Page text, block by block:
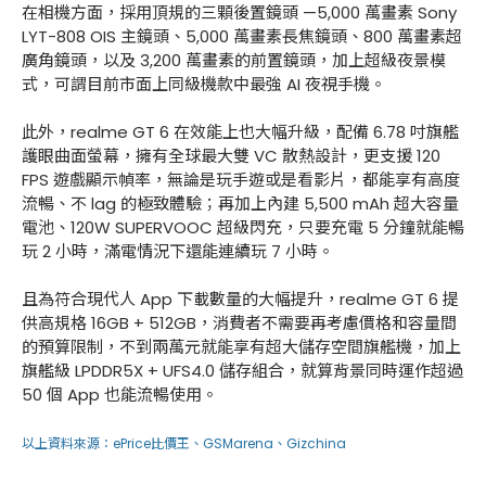
在相機方面，採用頂規的三顆後置鏡頭 —5,000 萬畫素 Sony
LYT-808 OIS 主鏡頭、5,000 萬畫素長焦鏡頭、800 萬畫素超
廣角鏡頭，以及 3,200 萬畫素的前置鏡頭，加上超級夜景模
式，可謂目前市面上同級機款中最強 AI 夜視手機。
此外，realme GT 6 在效能上也大幅升級，配備 6.78 吋旗艦
護眼曲面螢幕，擁有全球最大雙 VC 散熱設計，更支援 120
FPS 遊戲顯示幀率，無論是玩手遊或是看影片，都能享有高度
流暢、不 lag 的極致體驗；再加上內建 5,500 mAh 超大容量
電池、120W SUPERVOOC 超級閃充，只要充電 5 分鐘就能暢
玩 2 小時，滿電情況下還能連續玩 7 小時。
且為符合現代人 App 下載數量的大幅提升，realme GT 6 提
供高規格 16GB + 512GB，消費者不需要再考慮價格和容量間
的預算限制，不到兩萬元就能享有超大儲存空間旗艦機，加上
旗艦級 LPDDR5X + UFS4.0 儲存組合，就算背景同時運作超過
50 個 App 也能流暢使用。
以上資料來源： ePrice比價王 、 GSMarena 、 Gizchina